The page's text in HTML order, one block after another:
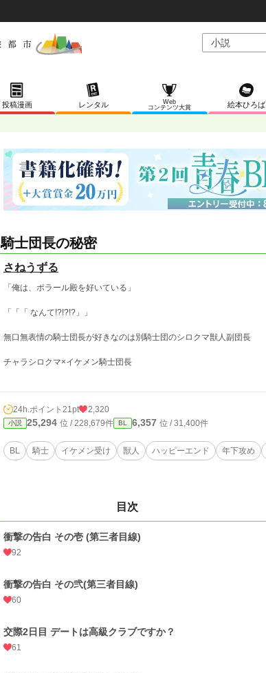
投稿漫画 レンタル
Web
コンテンツ大賞
絵本ひろば
騎士団長の秘密
さねうずる
「俺は、ポラール殿を好いている」
「「「 なんて!?!?!?」」
無口無表情の騎士団長が好きなのは別騎士団のシロクマ獣人副団長
チャラシロクマ×イケメン騎士団長
24h.ポイント 21pt 2,320
小説 25,294 位 / 228,679件 BL 6,357 位 / 31,400件
BL 騎士 イケメン受け 獣人 ハッピーエンド 年下攻め
目次
衝撃の告白 その壱 (第三者目線)
92
衝撃の告白 その弐(第三者目線)
60
交際2日目 デートは高級クラブですか？
61